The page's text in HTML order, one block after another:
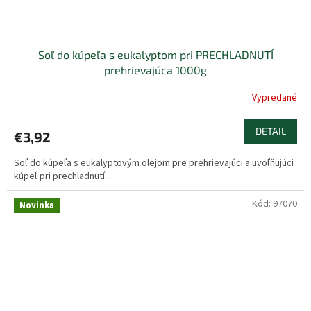
Soľ do kúpeľa s eukalyptom pri PRECHLADNUTÍ
prehrievajúca 1000g
Vypredané
€3,92 DETAIL
Soľ do kúpeľa s eukalyptovým olejom pre prehrievajúci a uvoľňujúci
kúpeľ pri prechladnutí....
Novinka Kód: 97070